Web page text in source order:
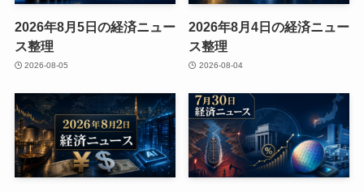
2026年8月5日の経済ニュー
ス整理
2026-08-05
2026年8月4日の経済ニュー
ス整理
2026-08-04